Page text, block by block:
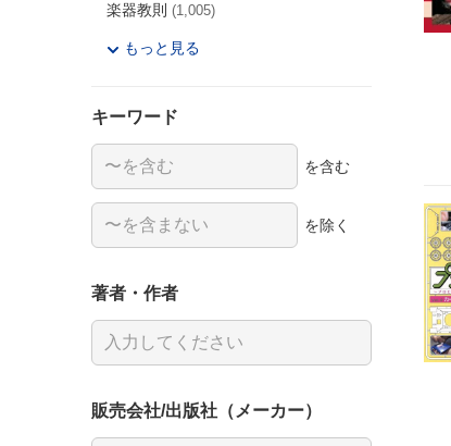
楽器教則 (1,005)
もっと見る
キーワード
を含む
を除く
著者・作者
販売会社/出版社（メーカー）